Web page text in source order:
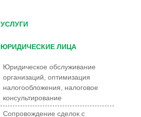
УCЛУГИ
ЮРИДИЧЕСКИЕ ЛИЦА
Юридическое обслуживание
организаций, оптимизация
налогообложения, налоговое
консультирование
Сопровождение сделок с